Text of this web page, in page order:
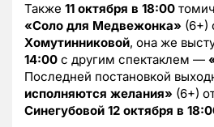
Также 11 октября в 18:00
«Соло для Медвежонка» (6+)
Хомутинниковой, она же
14:00 с другим спектаклем —
Последней постановкой
исполняются желания» (6+)
Синегубовой 12 октября в